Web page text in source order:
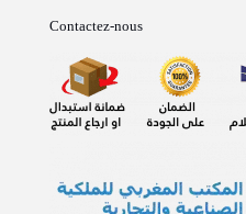
Contactez-nous